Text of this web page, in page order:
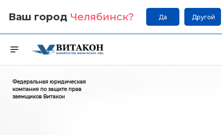
Ваш город Челябинск? Да Другой
Федеральная юридическая
компания по защите прав
заемщиков Витакон